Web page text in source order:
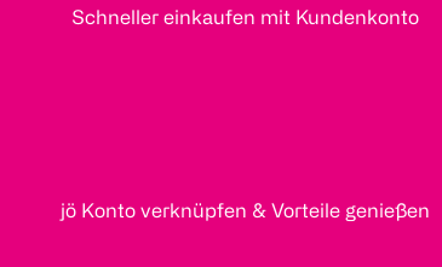
Schneller einkaufen mit Kundenkonto
jö Konto verknüpfen & Vorteile genießen